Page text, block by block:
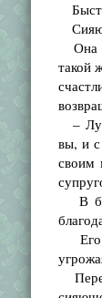
Она
такой
–
вы, и с
своим
В
Его